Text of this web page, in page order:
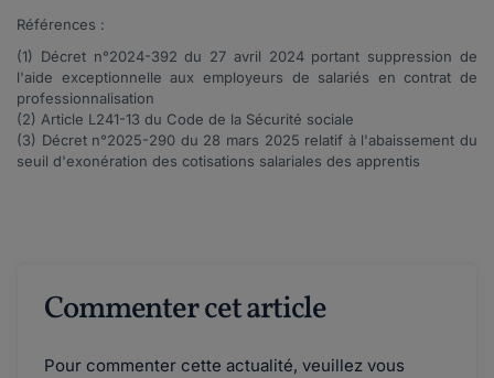
Références :
(1) Décret n°2024-392 du 27 avril 2024 portant suppression de
l'aide exceptionnelle aux employeurs de salariés en contrat de
professionnalisation
(2) Article L241-13 du Code de la Sécurité sociale
(3) Décret n°2025-290 du 28 mars 2025 relatif à l'abaissement du
seuil d'exonération des cotisations salariales des apprentis
Commenter cet article
Pour commenter cette actualité, veuillez vous